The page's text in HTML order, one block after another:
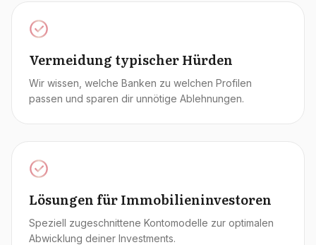
Vermeidung typischer Hürden
Wir wissen, welche Banken zu welchen Profilen
passen und sparen dir unnötige Ablehnungen.
Lösungen für Immobilieninvestoren
Speziell zugeschnittene Kontomodelle zur optimalen
Abwicklung deiner Investments.